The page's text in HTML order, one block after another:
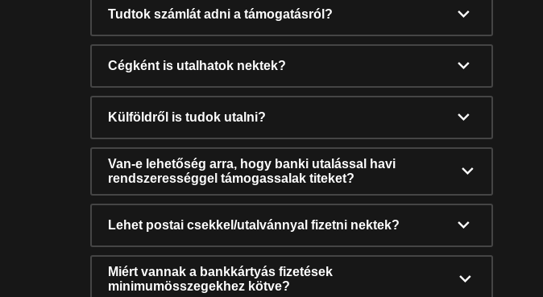
Tudtok számlát adni a támogatásról?
Cégként is utalhatok nektek?
Külföldről is tudok utalni?
Van-e lehetőség arra, hogy banki utalással havi
rendszerességgel támogassalak titeket?
Lehet postai csekkel/utalvánnyal fizetni nektek?
Miért vannak a bankkártyás fizetések
minimumösszegekhez kötve?